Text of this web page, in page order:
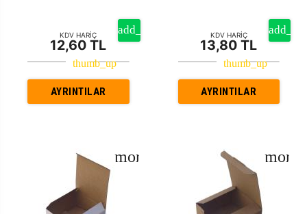
KDV HARİÇ
12,60 TL
AYRINTILAR
KDV HARİÇ
13,80 TL
AYRINTILAR